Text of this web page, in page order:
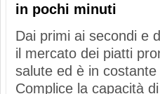
in pochi minuti
Dai primi ai secondi e
il mercato dei piatti
salute ed è in
Complice la capacità